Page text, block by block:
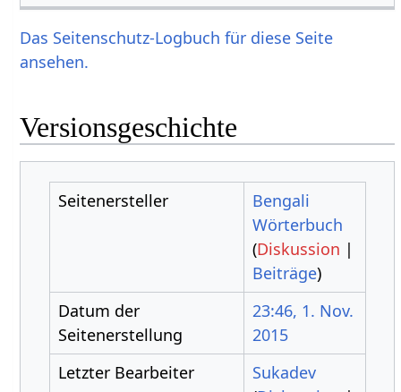
Das Seitenschutz-Logbuch für diese Seite
ansehen.
Versionsgeschichte
Seitenersteller
Bengali
Wörterbuch
(Diskussion |
Beiträge)
Datum der
Seitenerstellung
23:46, 1. Nov.
2015
Letzter Bearbeiter
Sukadev